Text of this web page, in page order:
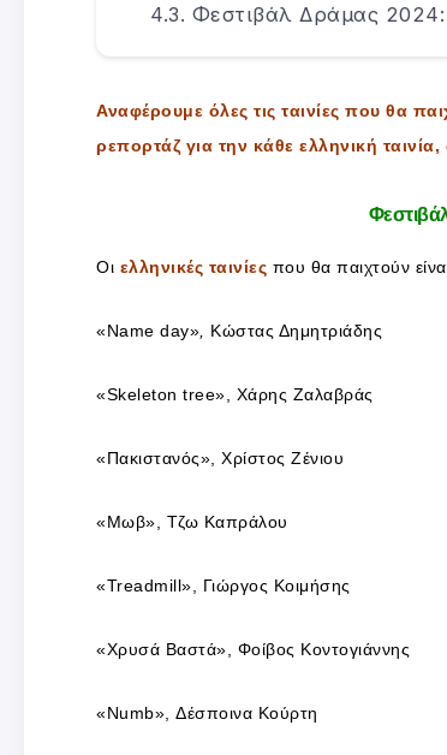
Φεστιβάλ Δράμας 2024:
Αναφέρουμε όλες τις ταινίες που θα
ρεπορτάζ για την κάθε ελληνική
Οι ελληνικές ταινίες που θα παιχτούν
«Name day» Κώστας Δημητριάδης
«Skeleton tree», Χάρης Ζαλαβράς
«Πακιστανός», Χρίστος Ζένιου
«Μωβ», Τζω Καπράλου
«Treadmill», Γιώργος Κοιμήσης
«Χρυσά Βαστά», Φοίβος Κοντογιάννης
«Numb», Δέσποινα Κούρτη